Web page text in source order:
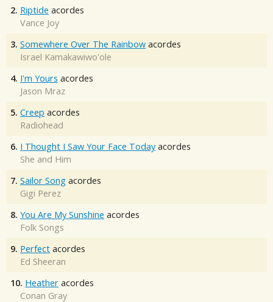
2. Riptide acordes
Vance Joy
3. Somewhere Over The Rainbow acordes
Israel Kamakawiwo'ole
4. I'm Yours acordes
Jason Mraz
5. Creep acordes
Radiohead
6. I Thought I Saw Your Face Today acordes
She and Him
7. Sailor Song acordes
Gigi Perez
8. You Are My Sunshine acordes
Folk Songs
9. Perfect acordes
Ed Sheeran
10. Heather acordes
Conan Gray